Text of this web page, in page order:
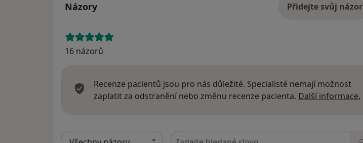
Názory Přidejte svůj názor
16 názorů
Recenze pacientů jsou pro nás důležité. Specialisté nemají možnost
zaplatit za odstranění nebo změnu recenze pacienta. Další informace.
Hledejte v názorech